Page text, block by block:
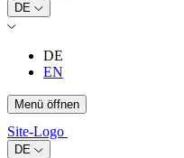
DE
DE
EN
Menü öffnen
Site-Logo
DE